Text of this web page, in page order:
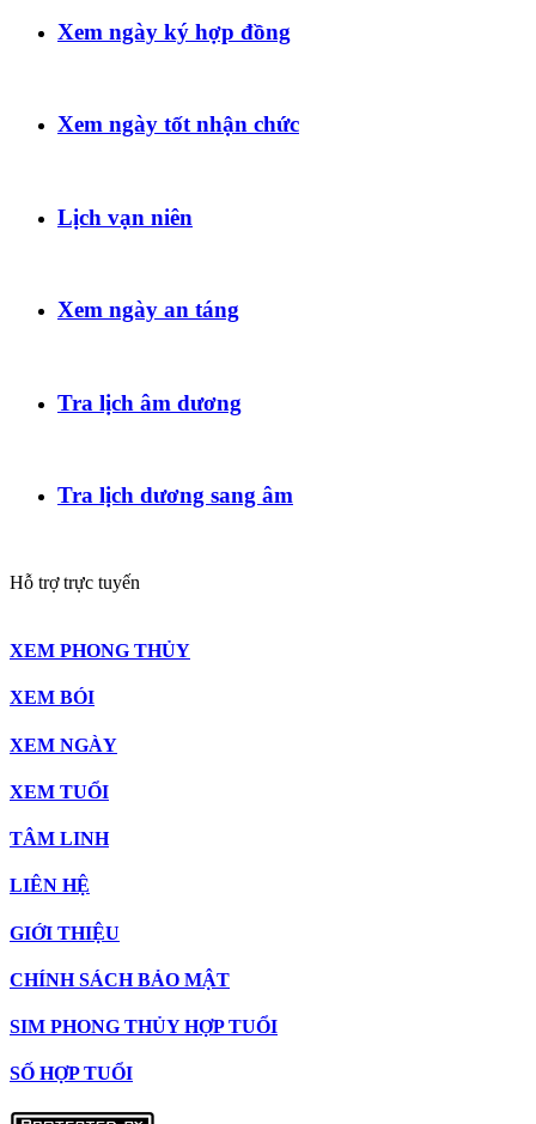
Xem ngày ký hợp đồng
Xem ngày tốt nhận chức
Lịch vạn niên
Xem ngày an táng
Tra lịch âm dương
Tra lịch dương sang âm
Hỗ trợ trực tuyến
XEM PHONG THỦY
XEM BÓI
XEM NGÀY
XEM TUỔI
TÂM LINH
LIÊN HỆ
GIỚI THIỆU
CHÍNH SÁCH BẢO MẬT
SIM PHONG THỦY HỢP TUỔI
SỐ HỢP TUỔI